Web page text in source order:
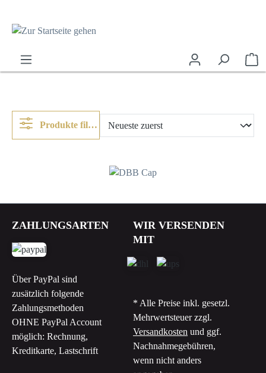
Produkte filtern
ZAHLUNGSARTEN
Über PayPal sind
zusätzlich folgende
Zahlungsmethoden
OHNE PayPal Account
möglich: Rechnung,
Kreditkarte, Lastschrift
WIR VERSENDEN
MIT
* Alle Preise inkl. gesetzl.
Mehrwertsteuer zzgl.
Versandkosten und ggf.
Nachnahmegebühren,
wenn nicht anders